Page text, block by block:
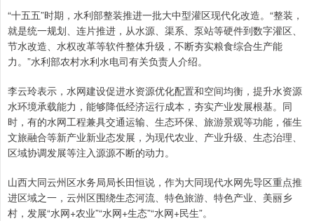
“十五五”时期，水利部整装推进一批大中型灌区现代化改造。“整装，
就是统一规划、连片推进，从水源、渠系、泵站等硬件到数字灌区、
节水改造、水权改革等软件整体升级，不断夯实粮食综合生产能
力。”水利部农村水利水电司有关负责人介绍。
李云玲表示，水网建设促进水资源优化配置和空间均衡，提升水资源
水环境承载能力，能够降低经济运行成本，夯实产业发展根基。同
时，有的水网工程兼具交通运输、生态环保、旅游景观等功能，催生
文旅融合等新产业新业态发展，为现代农业、产业升级、生态治理、
区域协调发展等注入源源不断的动力。
山西大同云州区水务局局长田恒说，作为大同现代水网先导区重点推
进区域之一，云州区围绕生态河流、特色旅游、特色产业、美丽乡
村，发展“水网+农业”“水网+生态”“水网+民生”。